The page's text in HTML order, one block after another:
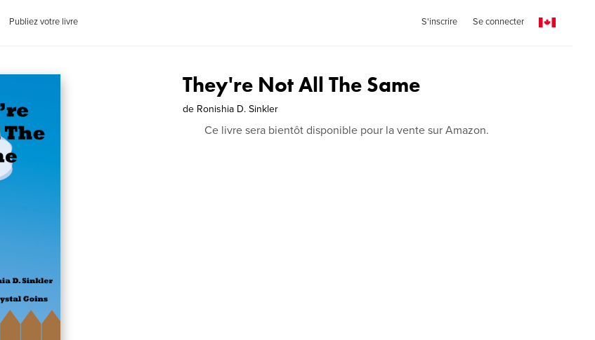
Publiez votre livre S'inscrire Se connecter
They're Not All The Same
de Ronishia D. Sinkler
Ce livre sera bientôt disponible pour la vente sur Amazon.